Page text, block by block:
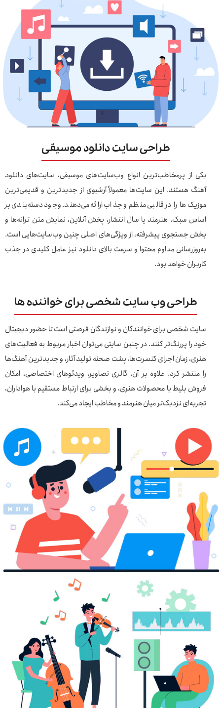
طراحی سایت دانلود موسیقی
یکی از پرمخاطب‌ترین انواع وب‌سایت‌های موسیقی، سایت‌های دانلود
آهنگ هستند. این سایت‌ها معمولاً آرشیوی از جدیدترین و قدیمی‌ترین
موزیک‌ها را در قالبی منظم و جذاب ارائه می‌دهند. وجود دسته‌بندی بر
اساس سبک، هنرمند یا سال انتشار، پخش آنلاین، نمایش متن ترانه‌ها و
بخش جستجوی پیشرفته، از ویژگی‌های اصلی چنین وب‌سایت‌هایی است.
به‌روزرسانی مداوم محتوا و سرعت بالای دانلود نیز عامل کلیدی در جذب
کاربران خواهد بود.
طراحی وب سایت شخصی برای خواننده ها
سایت شخصی برای خوانندگان و نوازندگان فرصتی است تا حضور دیجیتال
خود را پررنگ‌تر کنند. در چنین سایتی می‌توان اخبار مربوط به فعالیت‌های
هنری، زمان اجرای کنسرت‌ها، پشت صحنه تولید آثار، و جدیدترین آهنگ‌ها
را منتشر کرد. علاوه بر آن، گالری تصاویر، ویدئوهای اختصاصی، امکان
فروش بلیط یا محصولات هنری، و بخشی برای ارتباط مستقیم با هواداران،
تجربه‌ای نزدیک‌تر میان هنرمند و مخاطب ایجاد می‌کند.